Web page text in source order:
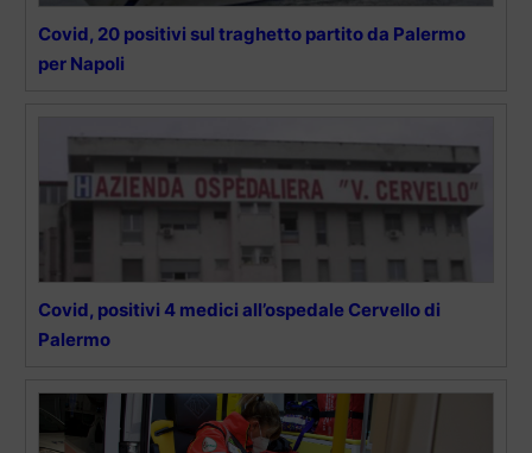
Covid, 20 positivi sul traghetto partito da Palermo
per Napoli
Covid, positivi 4 medici all’ospedale Cervello di
Palermo